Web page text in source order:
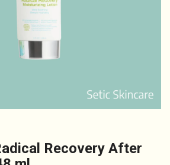
Recovery After